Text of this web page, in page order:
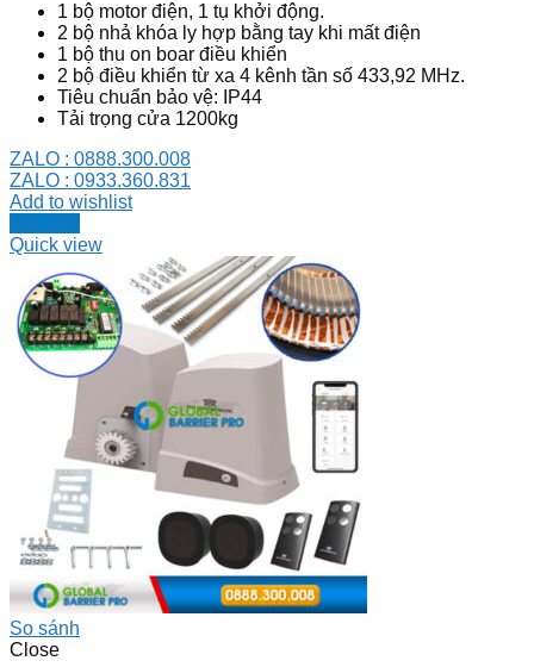
1 bộ motor điện, 1 tụ khởi động.
2 bộ nhả khóa ly hợp bằng tay khi mất điện
1 bộ thu on boar điều khiển
2 bộ điều khiển từ xa 4 kênh tần số 433,92 MHz.
Tiêu chuẩn bảo vệ: IP44
Tải trọng cửa 1200kg
ZALO : 0888.300.008
ZALO : 0933.360.831
Add to wishlist
Đọc tiếp
Quick view
So sánh
Close